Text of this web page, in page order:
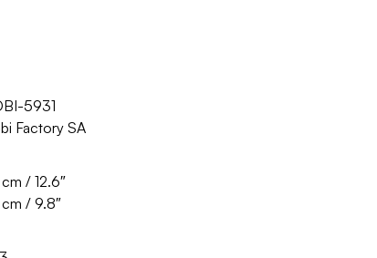
5931
Factory SA
/ 12.6″
/ 9.8″